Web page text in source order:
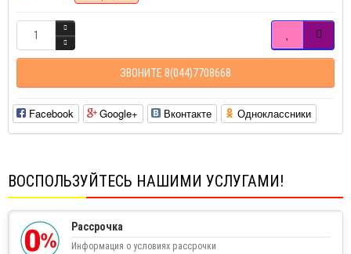
ЗВОНИТЕ 8(044)7708668
Facebook Google+ Вконтакте Одноклассники
ВОСПОЛЬЗУЙТЕСЬ НАШИМИ УСЛУГАМИ!
Рассрочка
Информация о условиях рассрочки